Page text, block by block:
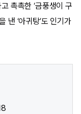
촉촉한 ‘금풍생이 구
낸 ‘아귀탕’도 인기가